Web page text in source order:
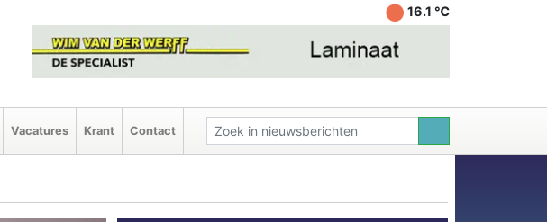
16.1 ℃
Vacatures Krant Contact